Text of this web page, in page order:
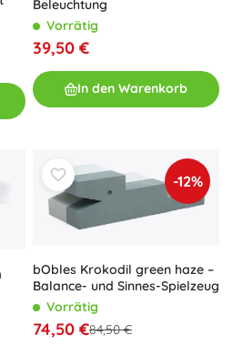
Beleuchtung
Vorrätig
39,50 €
In den Warenkorb
-12%
bObles Krokodil green haze –
Balance- und Sinnes-Spielzeug
Vorrätig
74,50 €84,50 €